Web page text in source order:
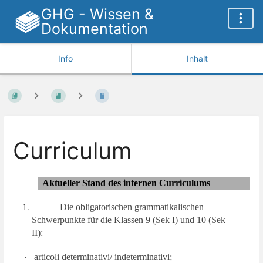
GHG - Wissen &
Dokumentation
Info Inhalt
Curriculum
Aktueller Stand des internen Curriculums
Die obligatorischen grammatikalischen
Schwerpunkte für die Klassen 9 (Sek I) und 10 (Sek
II):
· articoli determinativi/ indeterminativi;